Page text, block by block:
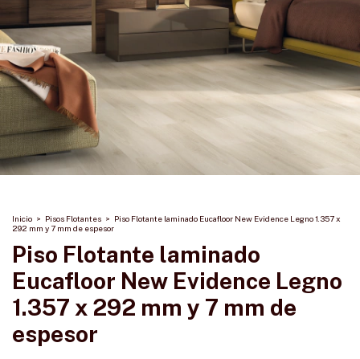
Inicio > Pisos Flotantes > Piso Flotante laminado Eucafloor New Evidence Legno 1.357 x
292 mm y 7 mm de espesor
Piso Flotante laminado
Eucafloor New Evidence Legno
1.357 x 292 mm y 7 mm de
espesor